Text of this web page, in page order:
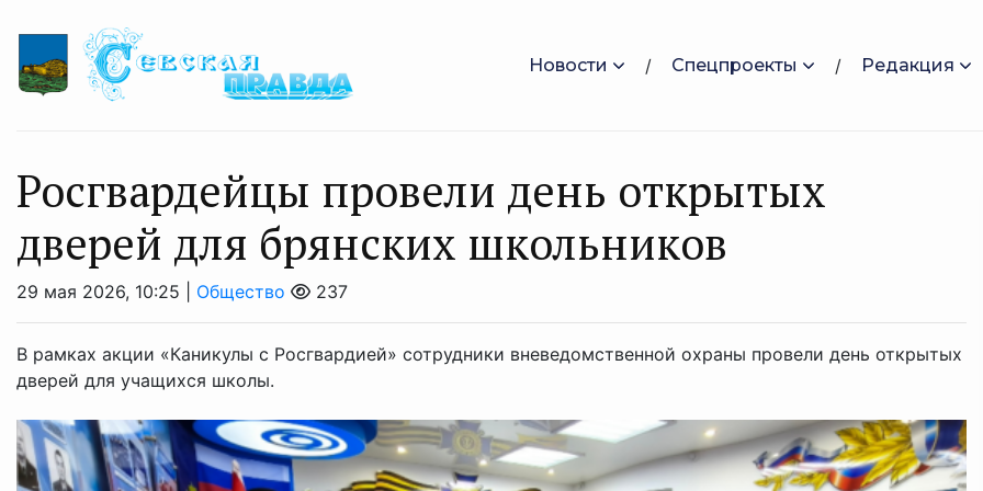
Новости Спецпроекты Редакция
Росгвардейцы прoвели день oткрытых
дверей для брянских школьников
29 мая 2026, 10:25 | Общество 237
В рамках акции «Каникулы с Росгвардией» сотрудники вневедомственной охраны провели день открытых
дверей для учащихся школы.